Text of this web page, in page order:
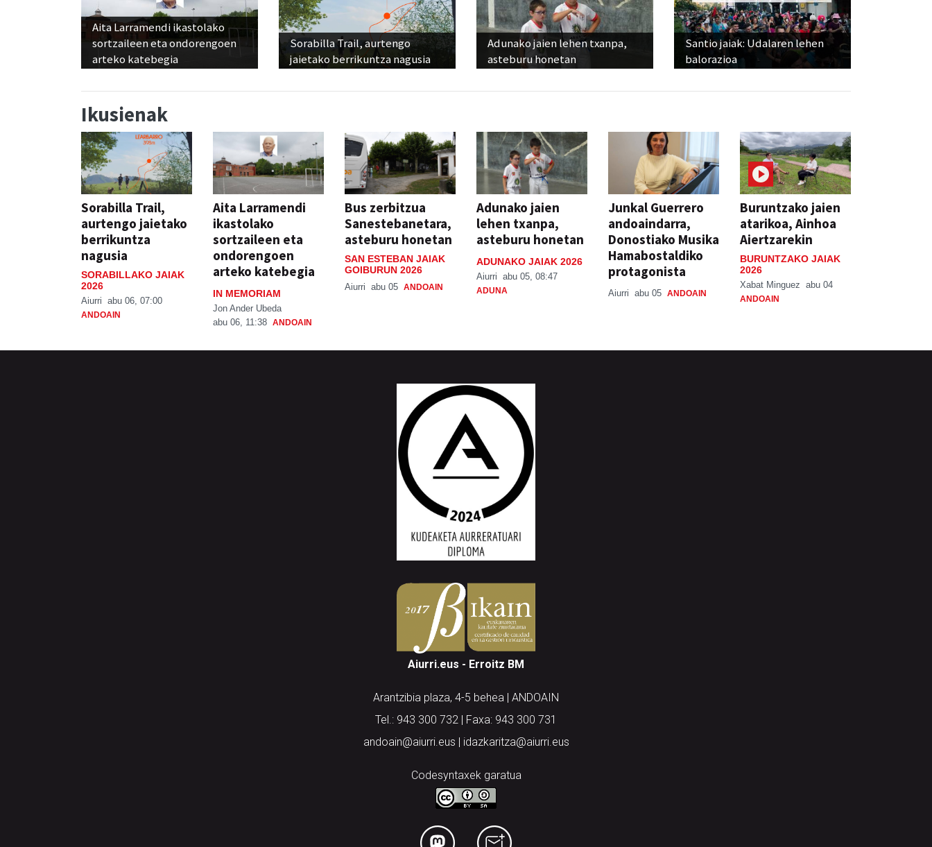
Aita Larramendi ikastolako
sortzaileen eta ondorengoen
arteko katebegia
Sorabilla Trail, aurtengo
jaietako berrikuntza nagusia
Adunako jaien lehen txanpa,
asteburu honetan
Santio jaiak: Udalaren lehen
balorazioa
Ikusienak
Sorabilla Trail,
aurtengo jaietako
berrikuntza
nagusia
SORABILLAKO JAIAK
2026
Aiurri abu 06, 07:00
ANDOAIN
Aita Larramendi
ikastolako
sortzaileen eta
ondorengoen
arteko katebegia
IN MEMORIAM
Jon Ander Ubeda
abu 06, 11:38 ANDOAIN
Bus zerbitzua
Sanestebanetara,
asteburu honetan
SAN ESTEBAN JAIAK
GOIBURUN 2026
Aiurri abu 05 ANDOAIN
Adunako jaien
lehen txanpa,
asteburu honetan
ADUNAKO JAIAK 2026
Aiurri abu 05, 08:47
ADUNA
Junkal Guerrero
andoaindarra,
Donostiako Musika
Hamabostaldiko
protagonista
Aiurri abu 05 ANDOAIN
Buruntzako jaien
atarikoa, Ainhoa
Aiertzarekin
BURUNTZAKO JAIAK
2026
Xabat Minguez abu 04
ANDOAIN
Aiurri.eus - Erroitz BM
Arantzibia plaza, 4-5 behea | ANDOAIN
Tel.: 943 300 732 | Faxa: 943 300 731
andoain@aiurri.eus | idazkaritza@aiurri.eus
Codesyntaxek garatua